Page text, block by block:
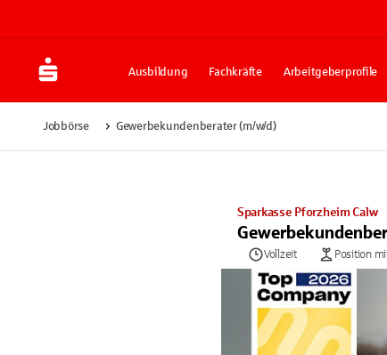
Ausbildung Fachkräfte Arbeitgeberprofile
Jobbörse Gewerbekundenberater (m/w/d)
Sparkasse Pforzheim Calw
Vollzeit Position